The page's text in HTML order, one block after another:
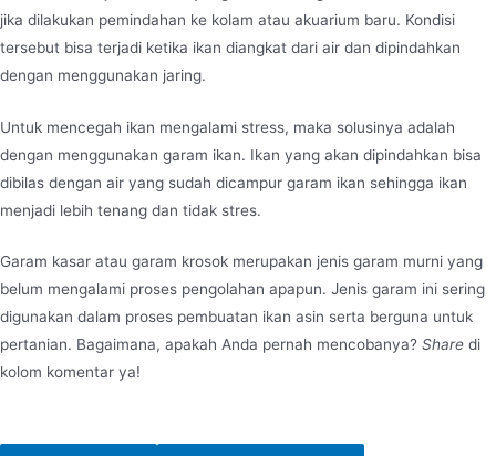
jika dilakukan pemindahan ke kolam atau akuarium baru. Kondisi
tersebut bisa terjadi ketika ikan diangkat dari air dan dipindahkan
dengan menggunakan jaring.
Untuk mencegah ikan mengalami stress, maka solusinya adalah
dengan menggunakan garam ikan. Ikan yang akan dipindahkan bisa
dibilas dengan air yang sudah dicampur garam ikan sehingga ikan
menjadi lebih tenang dan tidak stres.
Garam kasar atau garam krosok merupakan jenis garam murni yang
belum mengalami proses pengolahan apapun. Jenis garam ini sering
digunakan dalam proses pembuatan ikan asin serta berguna untuk
pertanian. Bagaimana, apakah Anda pernah mencobanya? Share di
kolom komentar ya!